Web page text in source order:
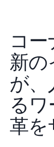
コ
新の
が、
るワ
革を